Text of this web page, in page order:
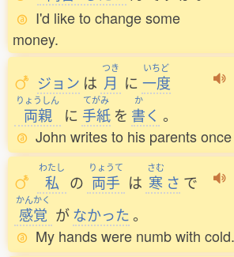
I'd like to change some
money.
ジョン は
つき
月 に
いちど
一度
りょうしん
両親 に
てがみ
手紙 を
か
書く 。
John writes to his parents
わたし
私 の
りょうて
両手 は
さむ
寒 さ で
かんかく
感覚 がなかった。
My hands were numb with cold.